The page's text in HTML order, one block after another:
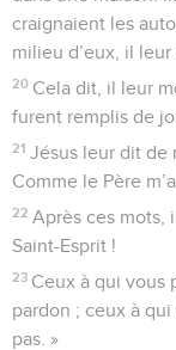
craignaient les
milieu d’eux, il
20 Cela dit, il leur
furent remplis de
21 Jésus leur dit de
Comme le Père
22 Après ces mots,
Saint-Esprit !
23 Ceux à qui vous
pardon ; ceux à
pas. »